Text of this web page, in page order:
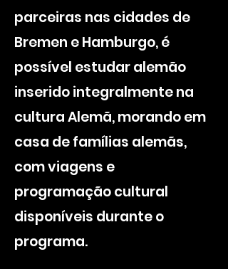
parceiras nas cidades de
Bremen e Hamburgo, é
possível estudar alemão
inserido integralmente na
cultura Alemã, morando em
casa de famílias alemãs,
com viagens e
programação cultural
disponíveis durante o
programa.